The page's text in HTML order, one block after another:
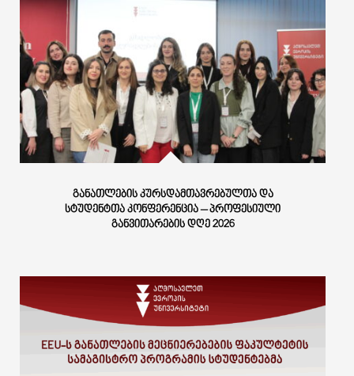
ᲒᲐᲜᲐᲗᲚᲔᲑᲘᲡ ᲙᲣᲠᲡᲓᲐᲛᲗᲐᲕᲠᲔᲑᲣᲚᲗᲐ ᲓᲐ
ᲡᲢᲣᲓᲔᲜᲢᲗᲐ ᲙᲝᲜᲤᲔᲠᲔᲜᲪᲘᲐ – ᲞᲠᲝᲤᲔᲡᲘᲣᲚᲘ
ᲒᲐᲜᲕᲘᲗᲐᲠᲔᲑᲘᲡ ᲓᲦᲔ 2026